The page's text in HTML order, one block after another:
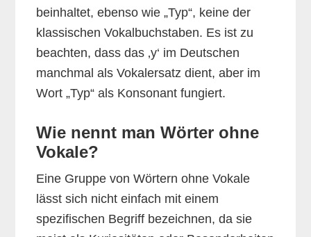
beinhaltet, ebenso wie „Typ“, keine der
klassischen Vokalbuchstaben. Es ist zu
beachten, dass das ‚y‘ im Deutschen
manchmal als Vokalersatz dient, aber im
Wort „Typ“ als Konsonant fungiert.
Wie nennt man Wörter ohne
Vokale?
Eine Gruppe von Wörtern ohne Vokale
lässt sich nicht einfach mit einem
spezifischen Begriff bezeichnen, da sie